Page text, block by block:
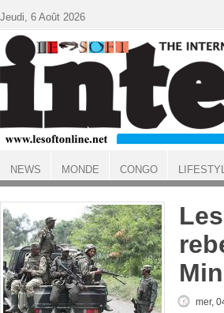
ACCUEIL
mer,
Jeudi, 6 Août 2026
NEWS MONDE CONGO